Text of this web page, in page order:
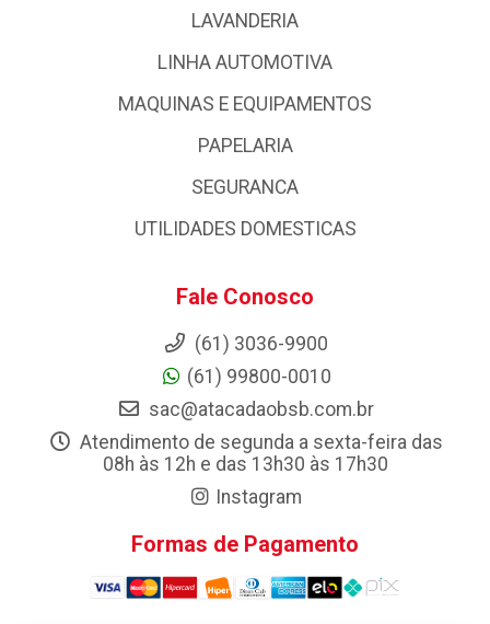
LAVANDERIA
LINHA AUTOMOTIVA
MAQUINAS E EQUIPAMENTOS
PAPELARIA
SEGURANCA
UTILIDADES DOMESTICAS
Fale Conosco
(61) 3036-9900
(61) 99800-0010
sac@atacadaobsb.com.br
Atendimento de segunda a sexta-feira das
08h às 12h e das 13h30 às 17h30
Instagram
Formas de Pagamento